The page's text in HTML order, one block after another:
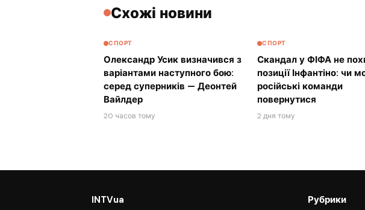
Схожі новини
СПОРТ
Олександр Усик визначився з
варіантами наступного бою:
серед суперників — Деонтей
Вайлдер
20 часов тому
СПОРТ
Скандал у ФІФА не
позиції Інфантіно: чи
російські команди
повернутися
2 дня тому
INTVua Рубрики